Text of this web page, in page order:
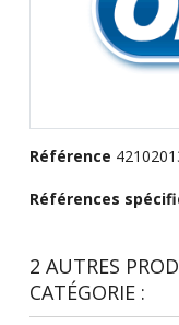
Référence
Références
2 AUTRES
CATÉGORIE :